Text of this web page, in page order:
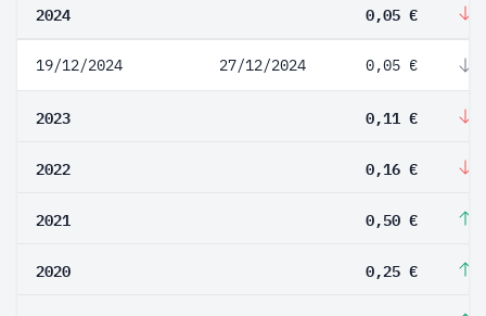
2024 0,05 €
19/12/2024 27/12/2024 0,05 €
2023 0,11 €
2022 0,16 €
2021 0,50 €
2020 0,25 €